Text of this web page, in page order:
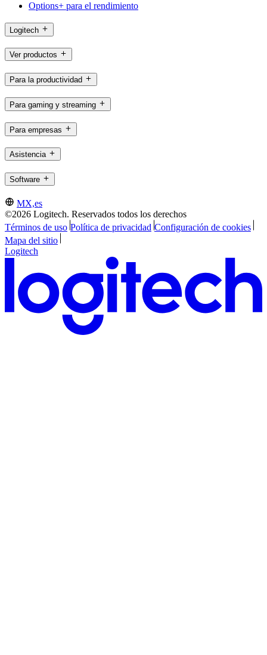
Options+ para el rendimiento
Logitech
Ver productos
Para la productividad
Para gaming y streaming
Para empresas
Asistencia
Software
MX,es
©2026 Logitech. Reservados todos los derechos
Términos de uso Política de privacidad Configuración de cookies
Mapa del sitio
Logitech